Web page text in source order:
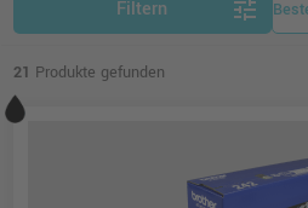
leistungsstark, mit umfassenden
passgenau.
Filtern tune
21 Produkte gefunden